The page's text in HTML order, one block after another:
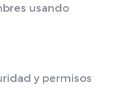
usando
y permisos